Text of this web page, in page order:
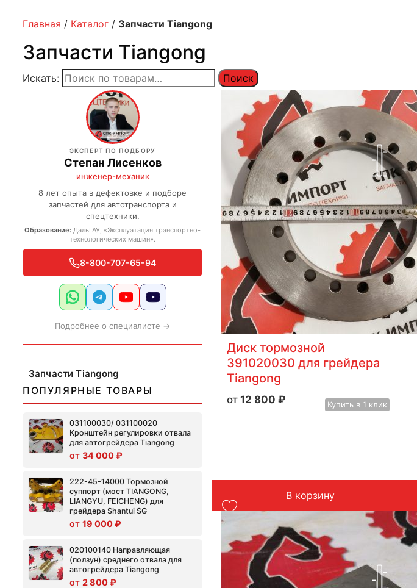
Главная / Каталог / Запчасти Tiangong
Запчасти Tiangong
Искать: Поиск
ЭКСПЕРТ ПО ПОДБОРУ
Степан Лисенков
инженер-механик
8 лет опыта в дефектовке и подборе
запчастей для автотранспорта и
спецтехники.
Образование: ДальГАУ, «Эксплуатация транспортно-
технологических машин».
8-800-707-65-94
Подробнее о специалисте →
Запчасти Tiangong
ПОПУЛЯРНЫЕ ТОВАРЫ
031100030/ 031100020
Кронштейн регулировки отвала
для автогрейдера Tiangong
34 000₽
222-45-14000 Тормозной
суппорт (мост TIANGONG,
LIANGYU, FEICHENG) для
грейдера Shantui SG
19 000₽
020100140 Направляющая
(ползун) среднего отвала для
автогрейдера Tiangong
2 800₽
Диск тормозной
391020030 для грейдера
Tiangong
12 800 ₽ Купить в 1 клик
В корзину